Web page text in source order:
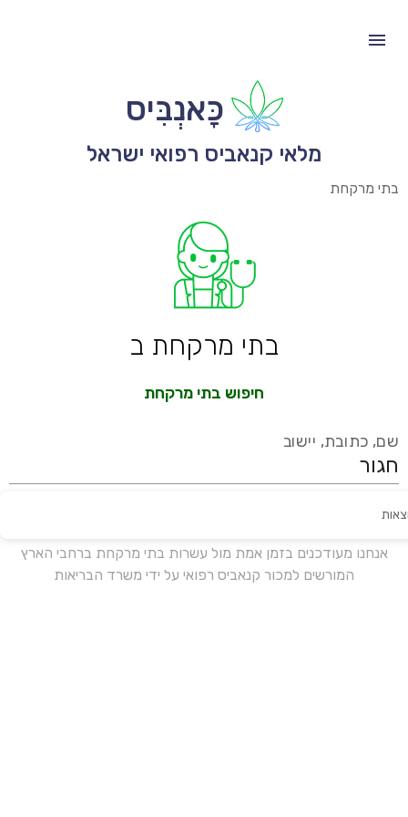
כָּאנְבִּיס
מלאי קנאביס רפואי ישראל
בתי מרקחת
בתי מרקחת ב
חיפוש בתי מרקחת
שם, כתובת, יישוב
אנחנו מעודכנים בזמן אמת מול עשרות בתי מרקחת ברחבי הארץ
המורשים למכור קנאביס רפואי על ידי משרד הבריאות